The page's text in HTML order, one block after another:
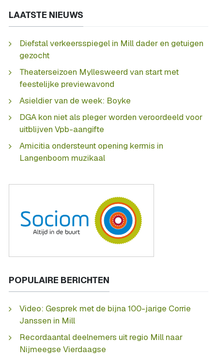
LAATSTE NIEUWS
Diefstal verkeersspiegel in Mill dader en getuigen
gezocht
Theaterseizoen Myllesweerd van start met
feestelijke previewavond
Asieldier van de week: Boyke
DGA kon niet als pleger worden veroordeeld voor
uitblijven Vpb-aangifte
Amicitia ondersteunt opening kermis in
Langenboom muzikaal
POPULAIRE BERICHTEN
Video: Gesprek met de bijna 100-jarige Corrie
Janssen in Mill
Recordaantal deelnemers uit regio Mill naar
Nijmeegse Vierdaagse